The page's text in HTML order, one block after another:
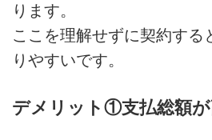
ります。
ここを理解せずに契約する
りやすいです。
デメリット①支払総額